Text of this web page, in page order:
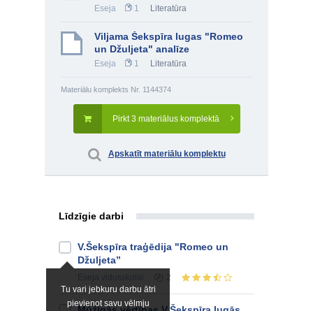
Eseja 1 Literatūra
Viljama Šekspīra lugas "Romeo
un Džuljeta" analīze
Eseja 1 Literatūra
Materiālu komplekts Nr. 1144374
Pirkt 3 materiālus komplektā
Apskatīt materiālu komplektu
Līdzīgie darbi
Tu vari jebkuru darbu ātri
pievienot savu vēlmju
V.Šekspīra traģēdija "Romeo un
Džuljeta”
2